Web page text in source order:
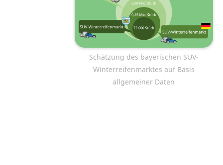
Schätzung des bayerischen SUV-
Winterreifenmarktes auf Basis
allgemeiner Daten